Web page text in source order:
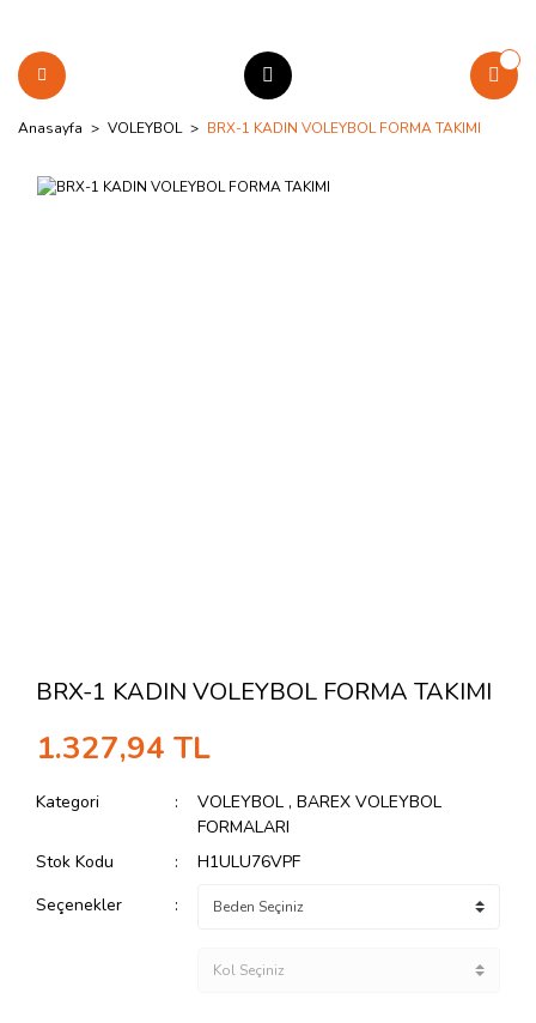
Anasayfa VOLEYBOL BRX-1 KADIN VOLEYBOL FORMA TAKIMI
BRX-1 KADIN VOLEYBOL FORMA TAKIMI
1.327,94 TL
Kategori VOLEYBOL ,BAREX VOLEYBOL
FORMALARI
Stok Kodu
H1ULU76VPF
Seçenekler